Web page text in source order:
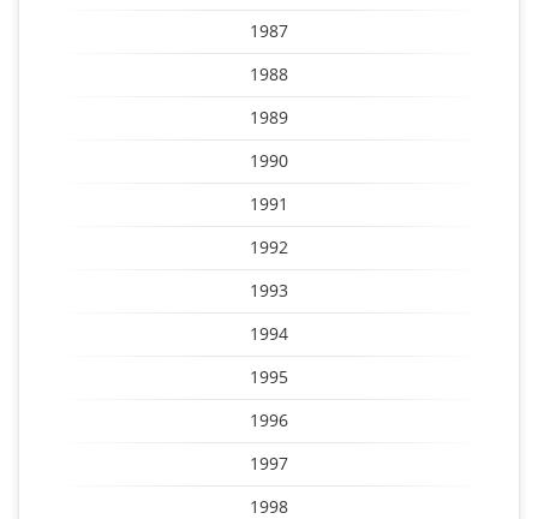
1987
1988
1989
1990
1991
1992
1993
1994
1995
1996
1997
1998